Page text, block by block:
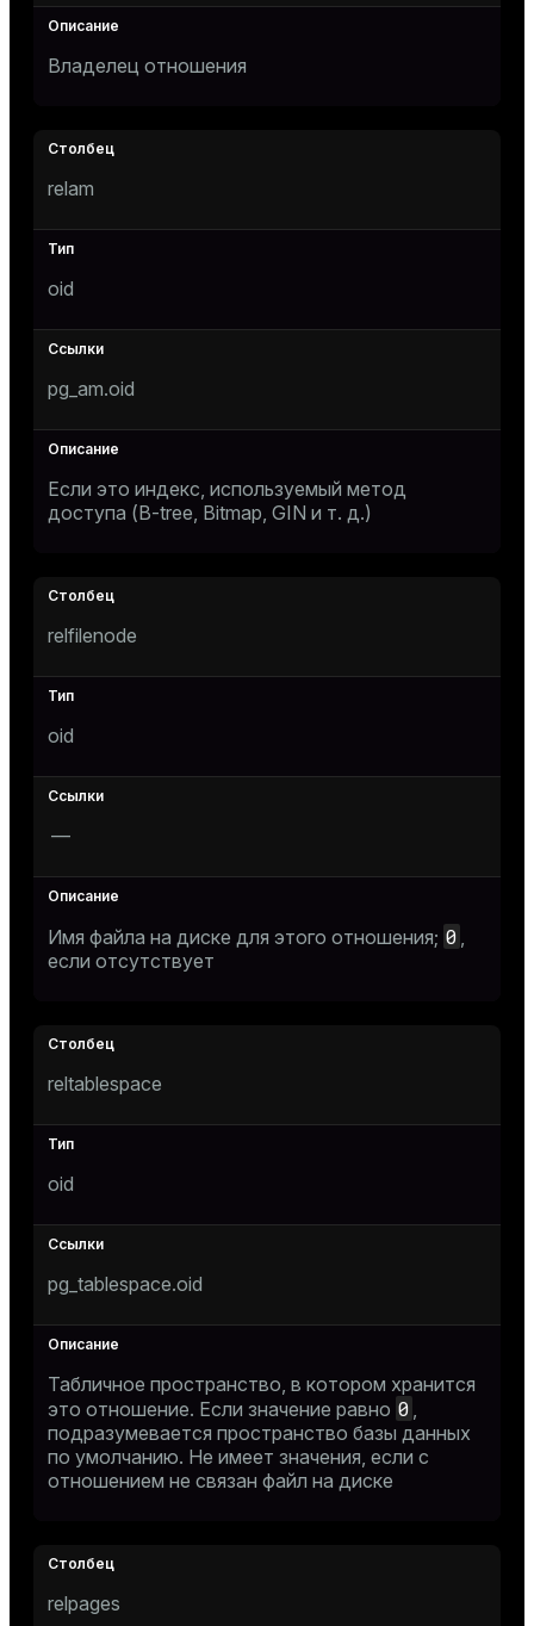
Владелец отношения
relam
oid
pg_am.oid
Если это индекс, используемый метод
доступа (B-tree, Bitmap, GIN и т. д.)
relfilenode
oid
—
Имя файла на диске для этого отношения; 0 ,
если отсутствует
reltablespace
oid
pg_tablespace.oid
Табличное пространство, в котором хранится
это отношение. Если значение равно 0 ,
подразумевается пространство базы данных
по умолчанию. Не имеет значения, если с
отношением не связан файл на диске
relpages